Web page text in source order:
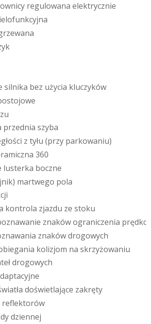
ownicy regulowana elektrycznie
ielofunkcyjna
rzewana
yk
silnika bez użycia kluczyków
ostojowe
zu
przednia szyba
głości z tyłu (przy parkowaniu)
ramiczna 360
lusterka boczne
jnik) martwego pola
cji
kontrola zjazdu ze stoku
oznawanie znakówograniczenia prędko
znawania znakówdrogowych
biegania kolizjom na skrzyżowaniu
tełdrogowych
daptacyjne
wiatła doświetlające zakręty
refektorów
dydziennej